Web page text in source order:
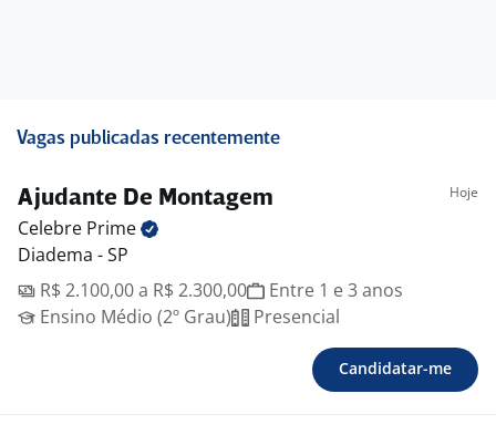
Vagas publicadas recentemente
Ajudante De Montagem Hoje
Celebre Prime
Diadema - SP
R$ 2.100,00 a R$ 2.300,00
Entre 1 e 3 anos
Ensino Médio (2º Grau)
Presencial
Candidatar-me